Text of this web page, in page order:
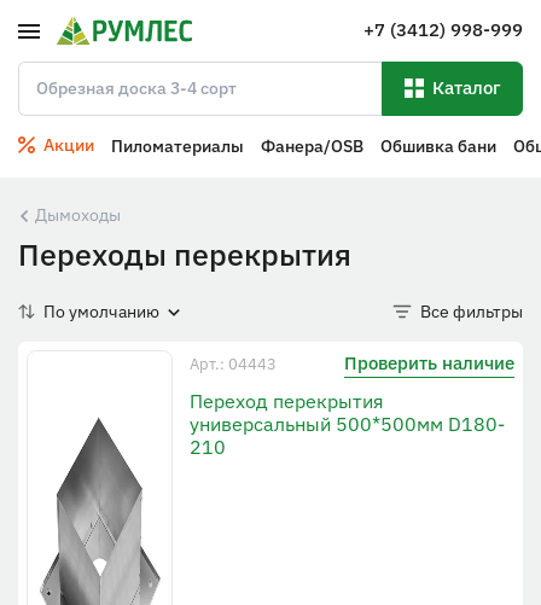
+7 (3412) 998-999
Каталог
Акции Пиломатериалы Фанера/OSB Обшивка бани
Дымоходы
Переходы перекрытия
По умолчанию Все фильтры
Арт.: 04443 Проверить наличие
Переход перекрытия
универсальный 500*500мм D180-
210